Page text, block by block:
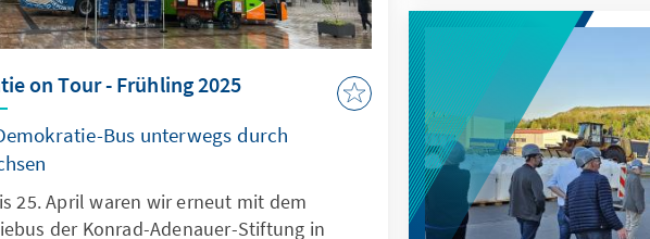
on Tour - Frühling 2025
Bus unterwegs durch
25. April waren wir erneut mit dem
der Konrad-Adenauer-Stiftung in